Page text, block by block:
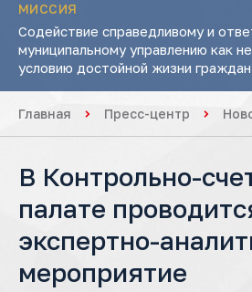
МИССИЯ
Содействие справедливому и
муниципальному управлению как
условию достойной жизни граждан
Главная Пресс-центр
В Контрольно-
палате
экспертно-
мероприятие